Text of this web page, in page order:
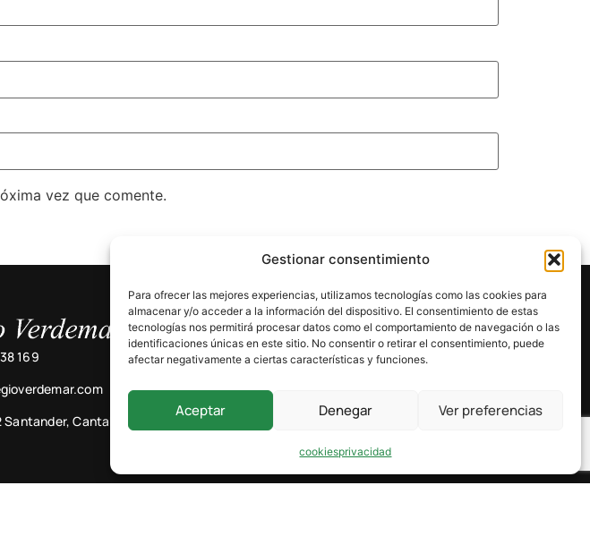
Gestionar consentimiento
Para ofrecer las mejores experiencias, utilizamos tecnologías como las cookies para
almacenar y/o acceder a la información del dispositivo. El consentimiento de estas
tecnologías nos permitirá procesar datos como el comportamiento de navegación o las
identificaciones únicas en este sitio. No consentir o retirar el consentimiento, puede
afectar negativamente a ciertas características y funciones.
Aceptar Denegar Ver preferencias
cookiesprivacidad
vez que comente.
169
Cantabria